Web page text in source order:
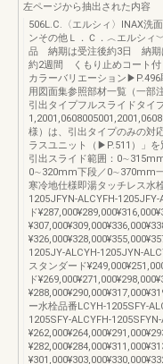
左ページから抽出された内容
506L.C.〈エルシィ〉INAX洗
ンその他Ｌ．Ｃ．︿エルシ
品 納期は受注後約3日 納期
約2週間 くもり止めコート付
カラーバリエーション
用図面集参照部材一覧（一部
引出タイプフルスライドタイ
様）は、引出タイプのみの対
ラスユニット（▶P.511）」
引出スライド範囲：
0∼320mm下段／0∼370mm
寒冷地仕様即湯タッチレス水
1205JFYN-ALCYFH-
ド
1205JY-ALCYH-1205JYN-
スタンダード
ド
ー水栓品番LCYH-1205SFY-
1205SFY-ALCYFH-